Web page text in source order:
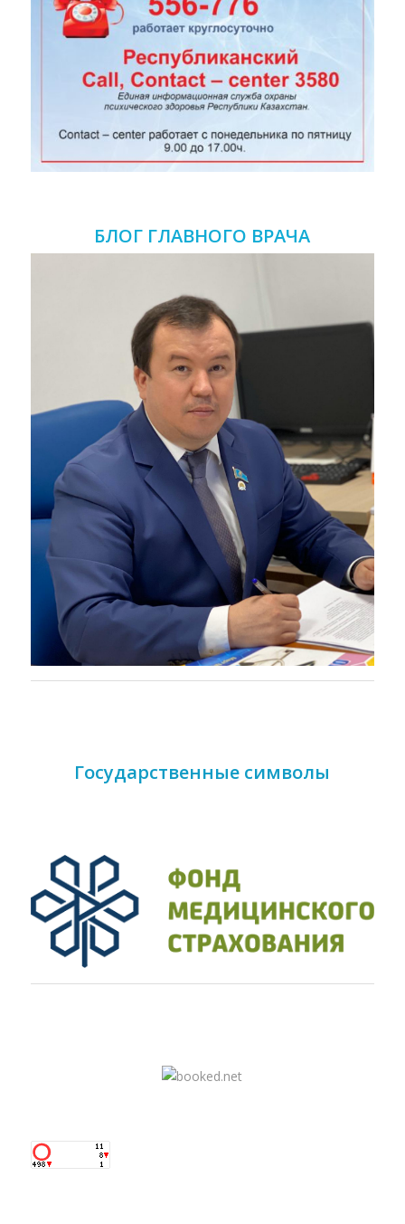
БЛОГ ГЛАВНОГО ВРАЧА
Государственные символы